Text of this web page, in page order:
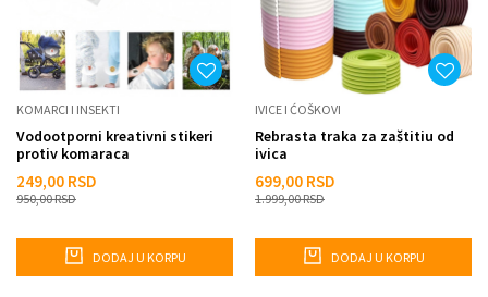
KOMARCI I INSEKTI
Vodootporni kreativni stikeri
protiv komaraca
249,00 RSD
950,00RSD
DODAJ U KORPU
IVICE I ĆOŠKOVI
Rebrasta traka za zaštitiu od
ivica
699,00 RSD
1.999,00RSD
DODAJ U KORPU